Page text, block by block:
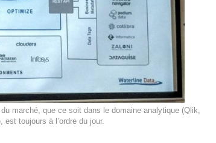
marché, que ce soit dans le domaine analytique (Qlik,
toujours à l’ordre du jour.